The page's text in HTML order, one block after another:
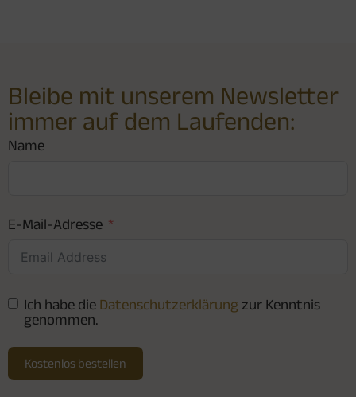
Bleibe mit unserem Newsletter
immer auf dem Laufenden:
Name
E-Mail-Adresse
Ich habe die Datenschutzerklärung zur Kenntnis
genommen.
Kostenlos bestellen